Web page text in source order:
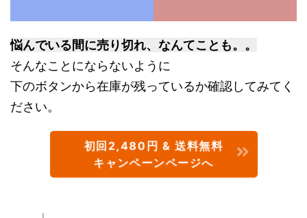
悩んでいる間に売り切れ、なんてことも。。
そんなことにならないように
下のボタンから在庫が残っているか確認してみてく
ださい。
初回2,480円 & 送料無料
キャンペーンページへ